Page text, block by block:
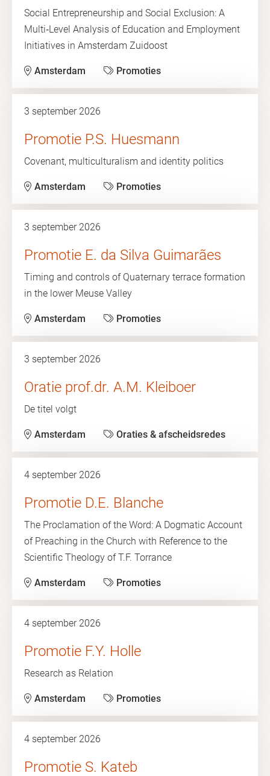
Social Entrepreneurship and Social Exclusion: A
Multi‑Level Analysis of Education and Employment
Initiatives in Amsterdam Zuidoost
Amsterdam Promoties
3 september 2026
Promotie P.S. Huesmann
Covenant, multiculturalism and identity politics
Amsterdam Promoties
3 september 2026
Promotie E. da Silva Guimarães
Timing and controls of Quaternary terrace formation
in the lower Meuse Valley
Amsterdam Promoties
3 september 2026
Oratie prof.dr. A.M. Kleiboer
De titel volgt
Amsterdam Oraties & afscheidsredes
4 september 2026
Promotie D.E. Blanche
The Proclamation of the Word: A Dogmatic Account
of Preaching in the Church with Reference to the
Scientific Theology of T.F. Torrance
Amsterdam Promoties
4 september 2026
Promotie F.Y. Holle
Research as Relation
Amsterdam Promoties
4 september 2026
Promotie S. Kateb